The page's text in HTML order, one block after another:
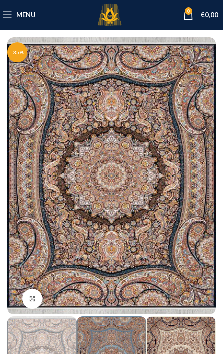
MENU 0 €0,00
-35%
Click to enlarge